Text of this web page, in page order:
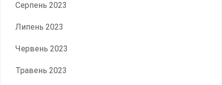
Серпень 2023
Липень 2023
Червень 2023
Травень 2023